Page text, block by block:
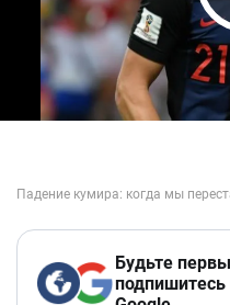
Будьте
подпишитесь